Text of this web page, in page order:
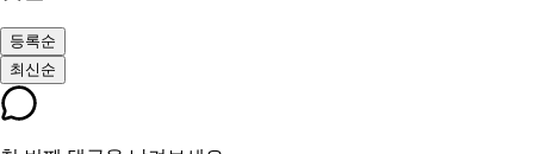
등록순
최신순